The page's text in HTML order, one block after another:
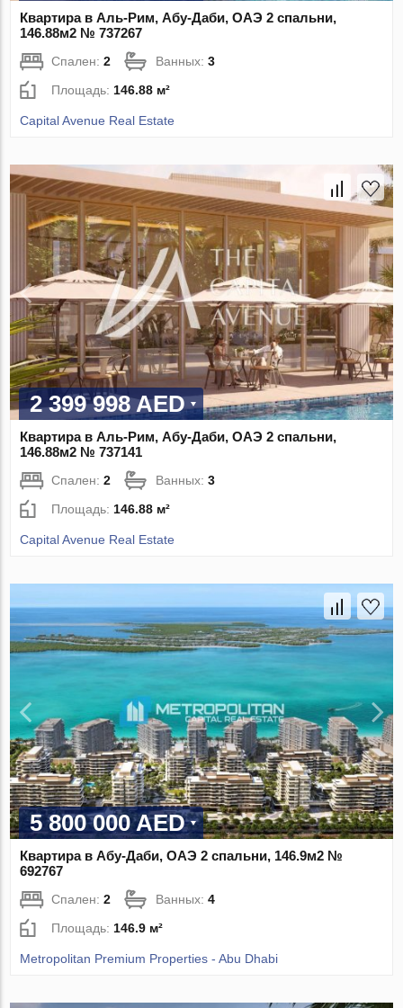
Квартира в Аль-Рим, Абу-Даби, ОАЭ 2 спальни,
146.88м2 № 737267
Спален:2 Ванных:3
Площадь:146.88 м²
Capital Avenue Real Estate
2 399 998 AED
Квартира в Аль-Рим, Абу-Даби, ОАЭ 2 спальни,
146.88м2 № 737141
Спален:2 Ванных:3
Площадь: 146.88 м²
Capital Avenue Real Estate
5 800 000 AED
Квартира в Абу-Даби, ОАЭ 2 спальни, 146.9м2 №
692767
Спален:2 Ванных:4
Площадь: 146.9 м²
Metropolitan Premium Properties - Abu Dhabi